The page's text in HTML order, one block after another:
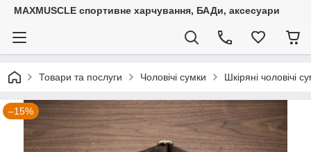
MAXMUSCLE спортивне харчування, БАДи, аксесуари
Товари та послуги Чоловічі сумки Шкіряні чоловічі
–15%